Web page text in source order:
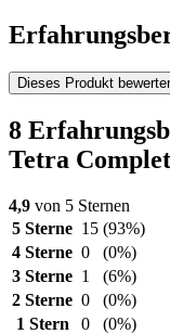
Dieses Produkt
8
Tetra
4,9 von 5 Sternen
5 Sterne 15 (93%)
4 Sterne 0
(0%)
3 Sterne 1
(6%)
2 Sterne 0
(0%)
1 Stern
0 (0%)